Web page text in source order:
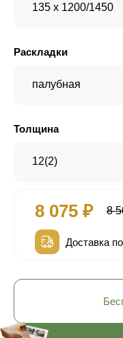
135 x 1200/1450
Раскладки
палубная
Толщина
12(2)
8 075 ₽ 8
Доставка